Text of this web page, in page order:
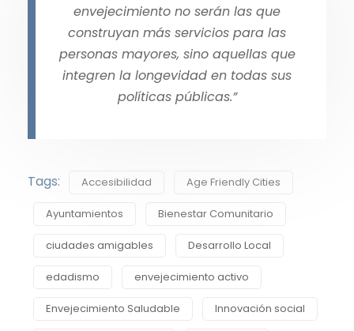
envejecimiento no serán las que
construyan más servicios para las
personas mayores, sino aquellas que
integren la longevidad en todas sus
políticas públicas.”
Tags: Accesibilidad Age Friendly Cities
Ayuntamientos Bienestar Comunitario
ciudades amigables Desarrollo Local
edadismo envejecimiento activo
Envejecimiento Saludable Innovación social